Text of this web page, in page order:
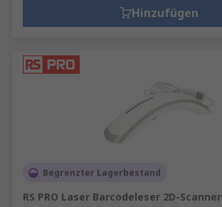
Hinzufügen
Begrenzter Lagerbestand
RS PRO Laser Barcodeleser 2D-Scanner